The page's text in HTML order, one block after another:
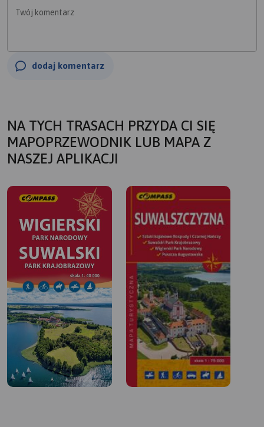
Twój komentarz
dodaj komentarz
NA TYCH TRASACH PRZYDA CI SIĘ
MAPOPRZEWODNIK LUB MAPA Z
NASZEJ APLIKACJI